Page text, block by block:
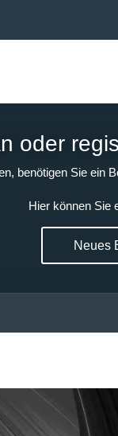
oder
benötigen Sie ein
Hier können Sie
Neues